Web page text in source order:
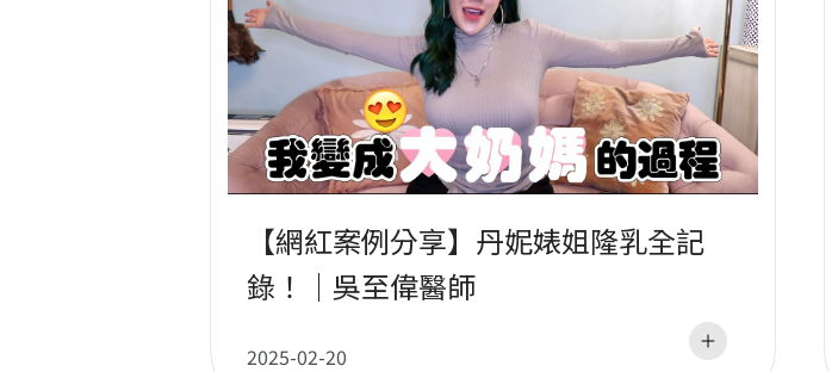
【網紅案例分享】丹妮婊姐隆乳全記
錄！｜吳至偉醫師
2025-02-20